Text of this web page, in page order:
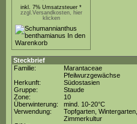
inkl. 7% Umsatzsteuer *
zzgl.Versandkosten, hier
klicken
Steckbrief
Familie:
Marantaceae
Pfeilwurzgewächse
Herkunft:
Südostasien
Gruppe:
Staude
Zone:
10
Überwinterung:
mind. 10-20°C
Verwendung:
Topfgarten, Wintergarten,
Zimmerkultur